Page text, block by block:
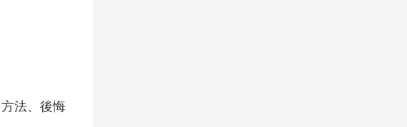
法、後悔